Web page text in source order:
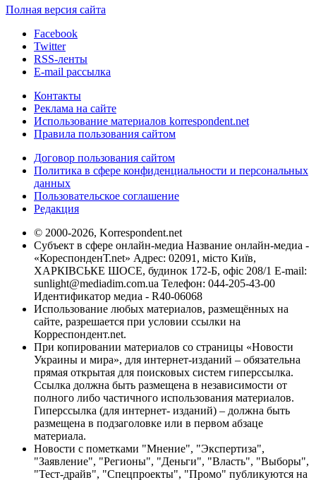
Полная версия сайта
Facebook
Twitter
RSS-ленты
E-mail рассылка
Контакты
Реклама на сайте
Использование материалов korrespondent.net
Правила пользования сайтом
Договор пользования сайтом
Политика в сфере конфиденциальности и персональных
данных
Пользовательское соглашение
Редакция
© 2000-2026, Korrespondent.net
Субъект в сфере онлайн-медиа Название онлайн-медиа -
«КореспонденТ.net» Адрес: 02091, місто Київ,
ХАРКІВСЬКЕ ШОСЕ, будинок 172-Б, офіс 208/1 E-mail:
sunlight@mediadim.com.ua Телефон: 044-205-43-00
Идентификатор медиа - R40-06068
Использование любых материалов, размещённых на
сайте, разрешается при условии ссылки на
Корреспондент.net.
При копировании материалов со страницы «Новости
Украины и мира», для интернет-изданий – обязательна
прямая открытая для поисковых систем гиперссылка.
Ссылка должна быть размещена в независимости от
полного либо частичного использования материалов.
Гиперссылка (для интернет- изданий) – должна быть
размещена в подзаголовке или в первом абзаце
материала.
Новости с пометками "Мнение", "Экспертиза",
"Заявление", "Регионы", "Деньги", "Власть", "Выборы",
"Тест-драйв", "Спецпроекты", "Промо" публикуются на